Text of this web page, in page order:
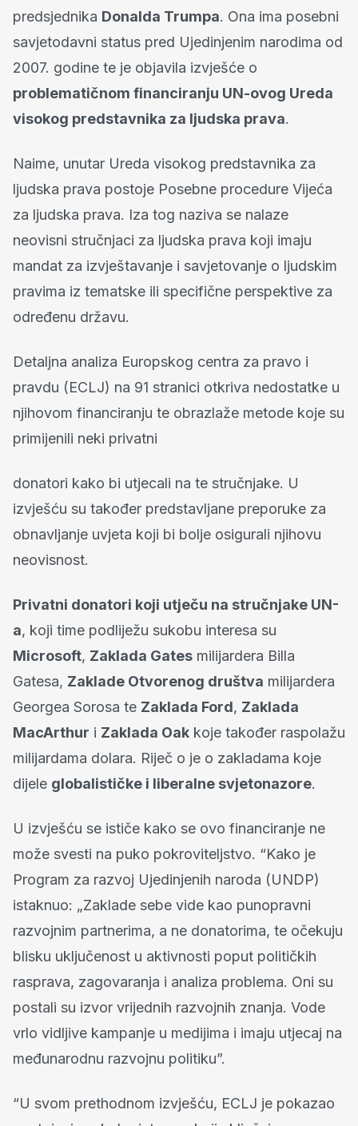
predsjednika Donalda Trumpa. Ona ima posebni
savjetodavni status pred Ujedinjenim narodima od
2007. godine te je objavila izvješće o
problematičnom financiranju UN-ovog Ureda
visokog predstavnika za ljudska prava.
Naime, unutar Ureda visokog predstavnika za
ljudska prava postoje Posebne procedure Vijeća
za ljudska prava. Iza tog naziva se nalaze
neovisni stručnjaci za ljudska prava koji imaju
mandat za izvještavanje i savjetovanje o ljudskim
pravima iz tematske ili specifične perspektive za
određenu državu.
Detaljna analiza Europskog centra za pravo i
pravdu (ECLJ) na 91 stranici otkriva nedostatke u
njihovom financiranju te obrazlaže metode koje su
primijenili neki privatni
donatori kako bi utjecali na te stručnjake. U
izvješću su također predstavljane preporuke za
obnavljanje uvjeta koji bi bolje osigurali njihovu
neovisnost.
Privatni donatori koji utječu na stručnjake UN-
a, koji time podliježu sukobu interesa su
Microsoft, Zaklada Gates milijardera Billa
Gatesa, Zaklade Otvorenog društva milijardera
Georgea Sorosa te Zaklada Ford, Zaklada
MacArthur i Zaklada Oak koje također raspolažu
milijardama dolara. Riječ o je o zakladama koje
dijele globalističke i liberalne svjetonazore.
U izvješću se ističe kako se ovo financiranje ne
može svesti na puko pokroviteljstvo. “Kako je
Program za razvoj Ujedinjenih naroda (UNDP)
istaknuo: „Zaklade sebe vide kao punopravni
razvojnim partnerima, a ne donatorima, te očekuju
blisku uključenost u aktivnosti poput političkih
rasprava, zagovaranja i analiza problema. Oni su
postali su izvor vrijednih razvojnih znanja. Vode
vrlo vidljive kampanje u medijima i imaju utjecaj na
međunarodnu razvojnu politiku”.
“U svom prethodnom izvješću, ECLJ je pokazao